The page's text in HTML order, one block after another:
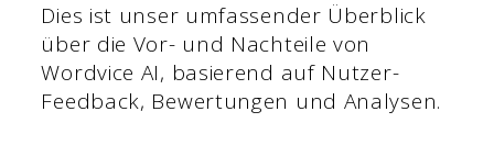
Dies ist unser umfassender Überblick
über die Vor- und Nachteile von
Wordvice AI, basierend auf Nutzer-
Feedback, Bewertungen und Analysen.